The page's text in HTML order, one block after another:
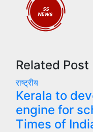
Related Post
राष्ट्रीय
Kerala to
engine for
Times of